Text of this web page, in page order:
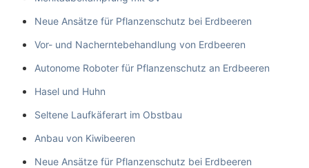
Neue Ansätze für Pflanzenschutz bei Erdbeeren
Vor- und Nacherntebehandlung von Erdbeeren
Autonome Roboter für Pflanzenschutz an Erdbeeren
Hasel und Huhn
Seltene Laufkäferart im Obstbau
Anbau von Kiwibeeren
Neue Ansätze für Pflanzenschutz bei Erdbeeren